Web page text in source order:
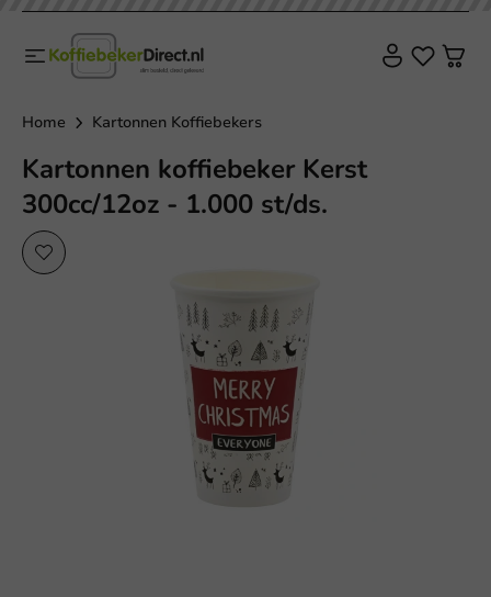
Home Kartonnen Koffiebekers
Kartonnen koffiebeker Kerst
300cc/12oz - 1.000 st/ds.